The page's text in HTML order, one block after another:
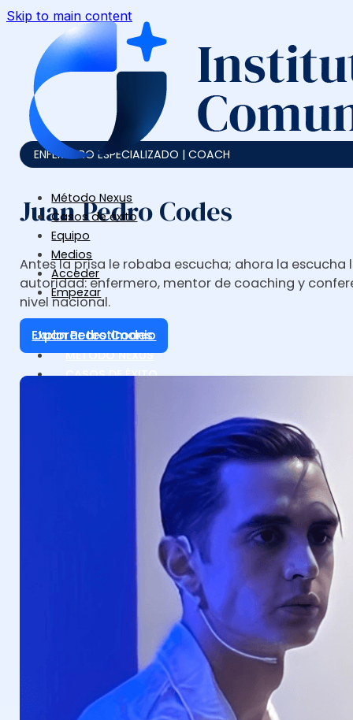
Skip to main content
Método Nexus
Casos de éxito
Equipo
Medios
Acceder
Empezar
MÉTODO NEXUS
CASOS DE ÉXITO
ENFERMERO ESPECIALIZADO | COACH
Juan Pedro Codes
Antes la prisa le robaba escucha; ahora la escucha
autoridad: enfermero, mentor de coaching y
nivel nacional.
Explorar testimonio